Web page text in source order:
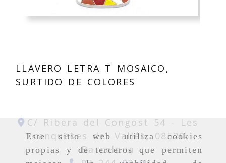
Este sitio web utiliza cookies
propias y de terceros que permiten
LLAVERO LETRA T MOSAICO,
SURTIDO DE COLORES
C/ Ribera del Congost 54 -
Les
Franqueses del Vallés, 08520,
Barcelona